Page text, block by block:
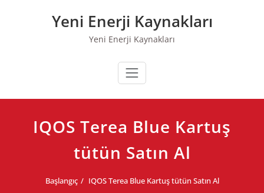
Yeni Enerji Kaynakları
Yeni Enerji Kaynakları
IQOS Terea Blue Kartuş
tütün Satın Al
Başlangıç IQOS Terea Blue Kartuş tütün Satın Al